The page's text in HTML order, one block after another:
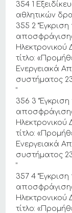
354 1
αθλητικών
355 2
Ηλεκτρονικού
τίτλο:
Ενεργειακά
συστήματος
”
356 3
Ηλεκτρονικού
τίτλο:
Ενεργειακά
συστήματος
”
357 4
Ηλεκτρονικού
τίτλο: